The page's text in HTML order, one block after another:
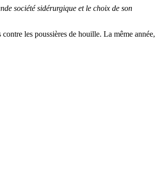
société sidérurgique et le choix de son
les poussières de houille. La même année,